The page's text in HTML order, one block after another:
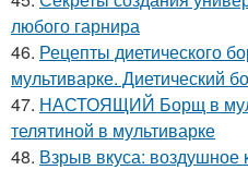
любого гарнира
46. Рецепты диетического
мультиварке. Диетический
47. НАСТОЯЩИЙ Борщ в
телятиной в мультиварке
48. Взрыв вкуса: